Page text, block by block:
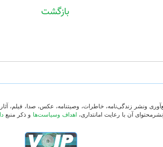
بازگشت
ونشر زندگی‌نامه، خاطرات، وصیتنامه، عکس، صدا، فیلم،
آن با رعایت امانتداری، اهداف وسیاست‌ها و ذکر منبع